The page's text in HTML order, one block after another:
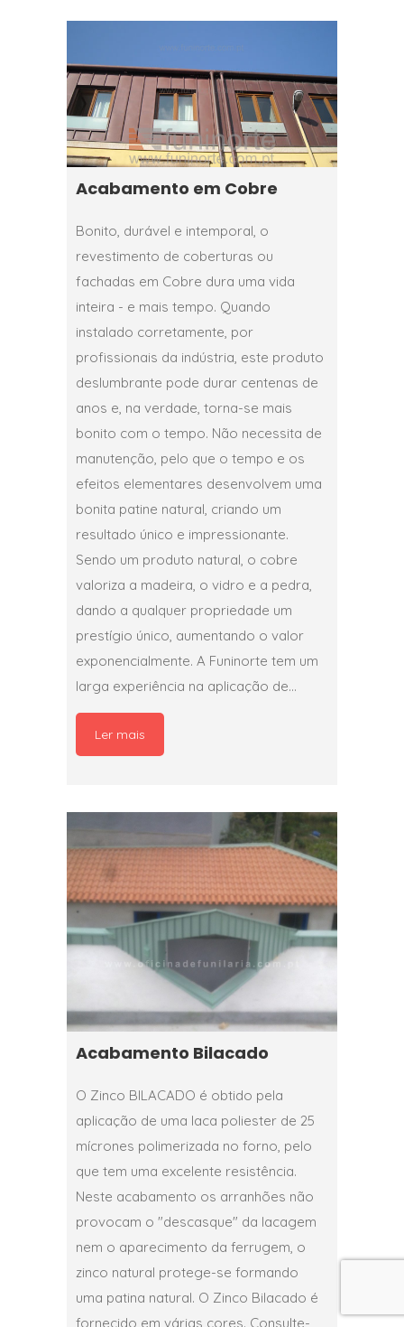
Acabamento em Cobre
Bonito, durável e intemporal, o
revestimento de coberturas ou
fachadas em Cobre dura uma vida
inteira - e mais tempo. Quando
instalado corretamente, por
profissionais da indústria, este produto
deslumbrante pode durar centenas de
anos e, na verdade, torna-se mais
bonito com o tempo. Não necessita de
manutenção, pelo que o tempo e os
efeitos elementares desenvolvem uma
bonita patine natural, criando um
resultado único e impressionante.
Sendo um produto natural, o cobre
valoriza a madeira, o vidro e a pedra,
dando a qualquer propriedade um
prestígio único, aumentando o valor
exponencialmente. A Funinorte tem um
larga experiência na aplicação de...
Ler mais
Acabamento Bilacado
O Zinco BILACADO é obtido pela
aplicação de uma laca poliester de 25
mícrones polimerizada no forno, pelo
que tem uma excelente resistência.
Neste acabamento os arranhões não
provocam o "descasque" da lacagem
nem o aparecimento da ferrugem, o
zinco natural protege-se formando
uma patina natural. O Zinco Bilacado é
fornecido em várias cores. Consulte-